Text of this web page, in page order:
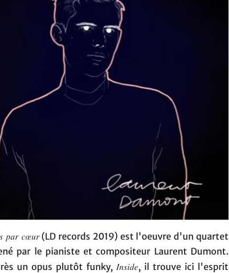
par cœur(LD records 2019) est l'oeuvre d'un quartet
par le pianiste et compositeur Laurent Dumont.
un opus plutôt funky, Inside, il trouve ici l'esprit